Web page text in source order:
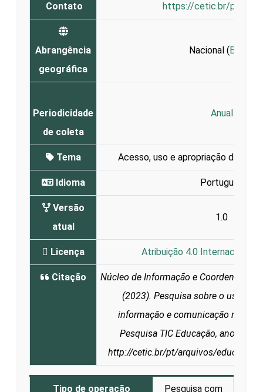
Contato https://cetic.br/pt/
Abrangência
geográfica
Nacional (Brasil
Periodicidade
de coleta
Anual
Tema Acesso, uso e apropriação da
Idioma Português
Versão
atual
1.0
Licença Atribuição 4.0 Internacional
Citação
Núcleo de Informação e Coordenação
(2023). Pesquisa sobre o uso das
informação e comunicação nas
Pesquisa TIC Educação, ano
http://cetic.br/pt/arquivos/educacao/
Tipo de operação
Pesquisa com